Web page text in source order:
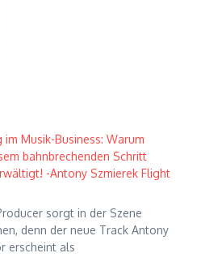
Musik-Business: Warum
bahnbrechenden Schritt
-Antony Szmierek Flight
sorgt in der Szene
denn der neue Track Antony
erscheint als